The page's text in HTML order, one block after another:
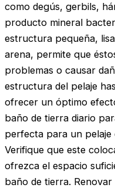
como degús, gerbils,
producto mineral
estructura pequeña,
arena, permite que
problemas o causar
estructura del pelaje
ofrecer un óptimo
baño de tierra diario
perfecta para un pelaje
Verifique que este
ofrezca el espacio
baño de tierra.